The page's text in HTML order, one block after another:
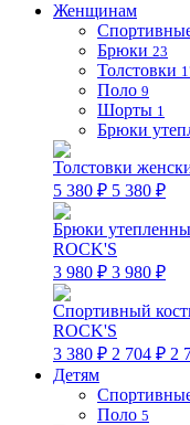
Женщинам
Брюки 23
Толстовки
Поло 9
Шорты 1
Брюки
Толстовки
5 380 ₽ 5 380 ₽
Брюки
ROCK'S
3 980 ₽ 3 980 ₽
Спортивный
ROCK'S
3 380 ₽ 2 704 ₽ 2
Детям
Поло 5